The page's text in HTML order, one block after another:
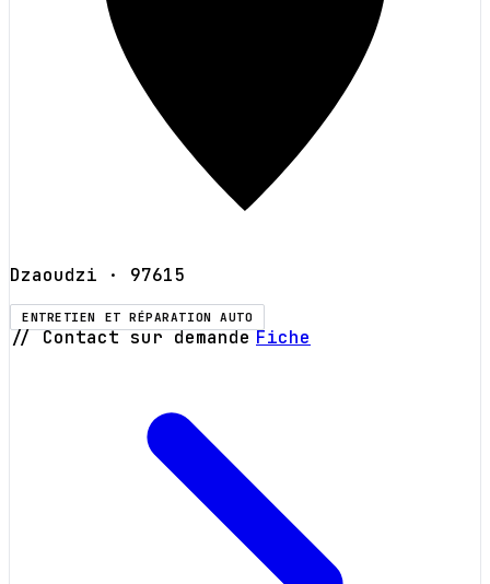
Dzaoudzi · 97615
ENTRETIEN ET RÉPARATION AUTO
// Contact sur demande Fiche